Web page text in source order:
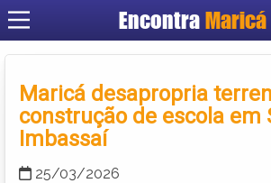
EncontraMaricá
Cadastrar
Criar conta
Maricá desapropria
construção de escola em
Imbassaí
25/03/2026